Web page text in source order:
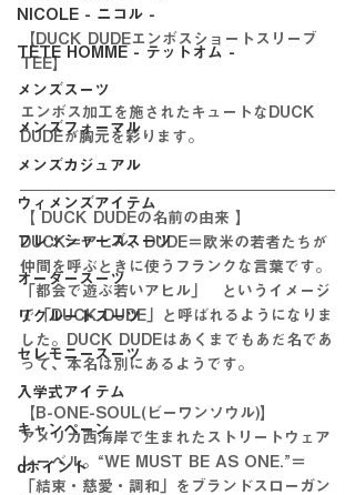
NICOLE - ニコル -
TETE HOMME - テットオム -
メンズスーツ
メンズフォーマル
メンズカジュアル
ウィメンズアイテム
フレッシャーズスーツ
オーダースーツ
リクルートスーツ
セレモニースーツ
入学式アイテム
キャンペーン
dポイント
【DUCK DUDEエンボスショートスリーブ
TEE】
エンボス加工を施されたキュートなDUCK
DUDEが胸元を彩ります。
【 DUCK DUDEの名前の由来 】
DUCK＝アヒル、DUDE＝欧米の若者たちが
仲間を呼ぶときに使うフランクな言葉です。
「都会で遊ぶ若いアヒル」　というイメージ
で「DUCK DUDE」と呼ばれるようになりま
した。DUCK DUDEはあくまでもあだ名であ
って、本名は別にあるようです。
【B-ONE-SOUL(ビーワンソウル)】
アメリカ西海岸で生まれたストリートウェア
レーベル。“WE MUST BE AS ONE.”＝
「結束・慈愛・調和」をブランドスローガン